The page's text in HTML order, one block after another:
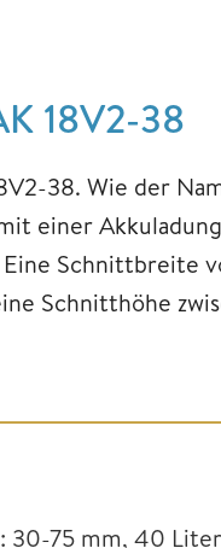
18V2-38
38. Wie der
einer
Schnittbreite
Schnitthöhe
75 mm, 40